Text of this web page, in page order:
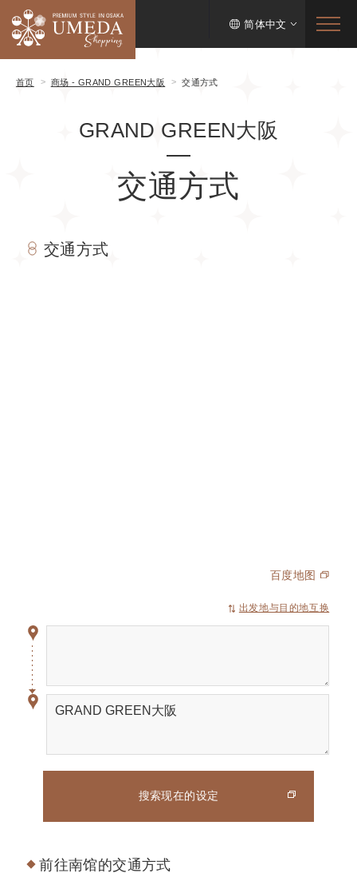
简体中文
首页 商场 - GRAND GREEN大阪 交通方式
GRAND GREEN大阪
交通方式
交通方式
百度地图
出发地与目的地互换
搜索现在的设定
前往南馆的交通方式